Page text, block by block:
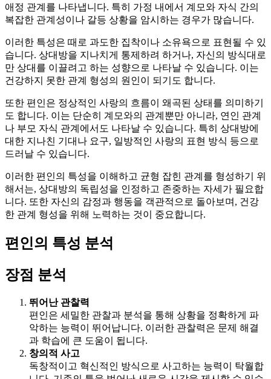
애정 관계를 나타냅니다. 특히 가정 내에서 계모와 자식 간의
복잡한 관계성이나 갈등 상황을 암시하는 경우가 많습니다.
이러한 특성은 때로 과도한 집착이나 소유욕으로 표현될 수 있
습니다. 상대방을 지나치게 통제하려 하거나, 자신의 방식대로
만 상대를 이끌려고 하는 성향으로 나타날 수 있습니다. 이는
건강하지 못한 관계 형성의 원인이 되기도 합니다.
또한 편인은 정상적인 사랑의 흐름이 왜곡된 상태를 의미하기
도 합니다. 이는 단순히 계모와의 관계뿐만 아니라, 연인 관계
나 부모 자식 관계에서도 나타날 수 있습니다. 특히 상대방에
대한 지나친 기대나 요구, 일방적인 사랑의 표현 방식 등으로
드러날 수 있습니다.
이러한 편인의 특성을 이해하고 균형 잡힌 관계를 형성하기 위
해서는, 상대방의 독립성을 인정하고 존중하는 자세가 필요합
니다. 또한 자신의 감정과 행동을 객관적으로 돌아보며, 건강
한 관계 형성을 위해 노력하는 것이 중요합니다.
편인의 특성 분석
장점 분석
뛰어난 관찰력
편인은 세밀한 관찰과 분석을 통해 상황을 정확하게 파
악하는 능력이 뛰어납니다. 이러한 관찰력은 문제 해결
과 학습에 큰 도움이 됩니다.
창의적 사고
독창적이고 혁신적인 방식으로 사고하는 능력이 탁월합